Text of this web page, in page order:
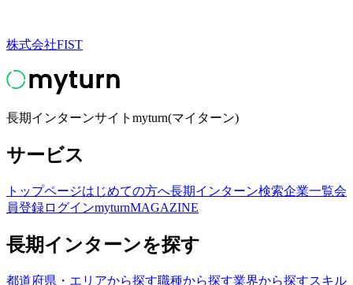
株式会社FIST
長期インターンサイトmyturn(マイターン)
サービス
トップページはじめての方へ長期インターン検索企業一覧会
員登録ログインmyturnMAGAZINE
長期インターンを探す
都道府県・エリアから探す職種から探す業界から探すスキル